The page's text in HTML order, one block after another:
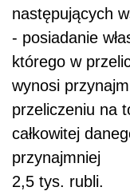
następujących
- posiadanie
którego w
wynosi
przeliczeniu na
całkowitej
przynajmniej
2,5 tys. rubli.